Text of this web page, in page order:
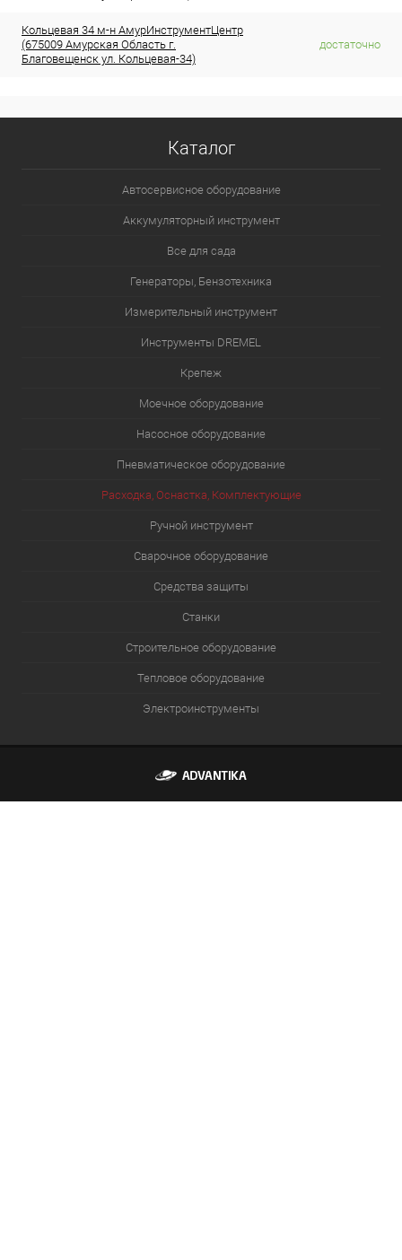
Кольцевая 34 м-н АмурИнструментЦентр
(675009 Амурская Область г.
Благовещенск ул. Кольцевая-34)
достаточно
Каталог
Автосервисное оборудование
Аккумуляторный инструмент
Все для сада
Генераторы, Бензотехника
Измерительный инструмент
Инструменты DREMEL
Крепеж
Моечное оборудование
Насосное оборудование
Пневматическое оборудование
Расходка, Оснастка, Комплектующие
Ручной инструмент
Сварочное оборудование
Средства защиты
Станки
Строительное оборудование
Тепловое оборудование
Электроинструменты